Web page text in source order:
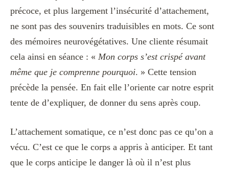
précoce, et plus largement l’insécurité d’attachement,
ne sont pas des souvenirs traduisibles en mots. Ce sont
des mémoires neurovégétatives. Une cliente résumait
cela ainsi en séance : « Mon corps s’est crispé avant
même que je comprenne pourquoi. » Cette tension
précède la pensée. En fait elle l’oriente car notre esprit
tente de d’expliquer, de donner du sens après coup.
L’attachement somatique, ce n’est donc pas ce qu’on a
vécu. C’est ce que le corps a appris à anticiper. Et tant
que le corps anticipe le danger là où il n’est plus